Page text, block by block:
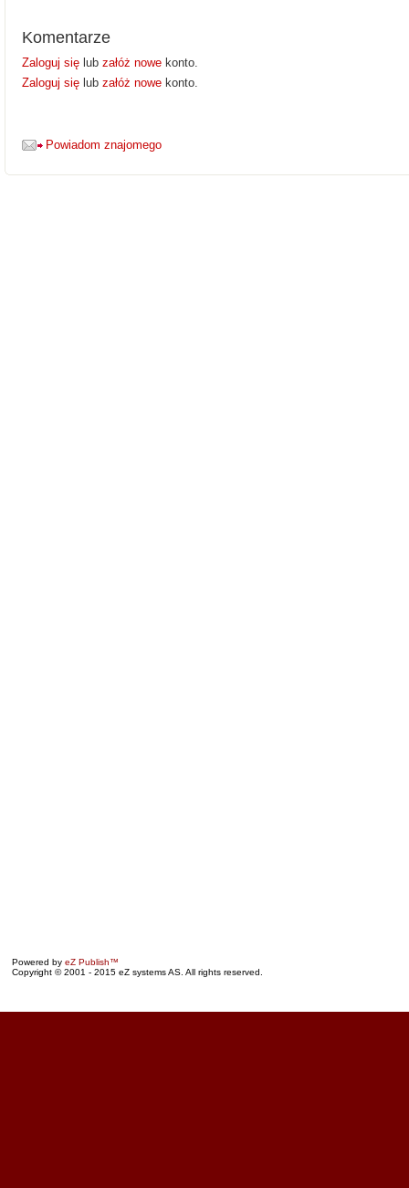
Komentarze
Zaloguj się lub załóż nowe konto.
Zaloguj się lub załóż nowe konto.
Powiadom znajomego
Powered by eZ Publish™
Copyright © 2001 - 2015 eZ systems AS. All rights reserved.